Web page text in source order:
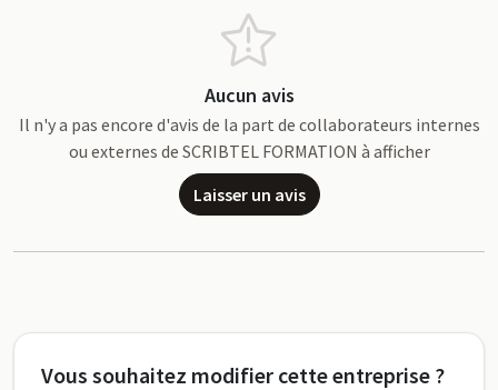
Aucun avis
Il n'y a pas encore d'avis de la part de collaborateurs internes
ou externes de SCRIBTEL FORMATION à afficher
Laisser un avis
Vous souhaitez modifier cette entreprise ?